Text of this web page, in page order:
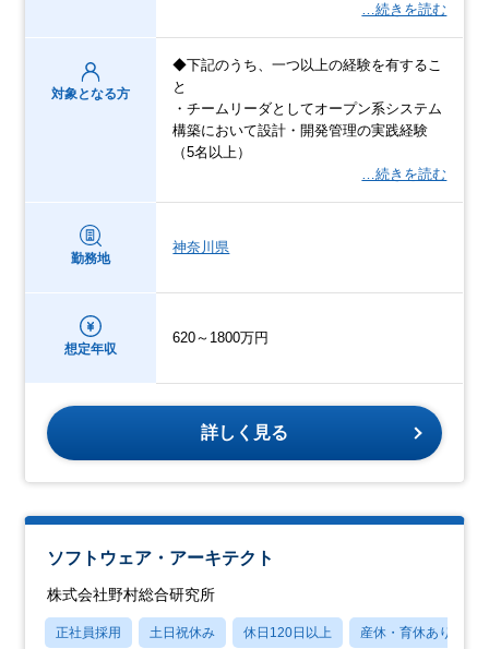
…続きを読む
対象となる方
◆下記のうち、一つ以上の経験を有するこ
と
・チームリーダとしてオープン系システム
構築において設計・開発管理の実践経験
（5名以上）
…続きを読む
勤務地
神奈川県
想定年収
620～1800万円
詳しく見る
ソフトウェア・アーキテクト
株式会社野村総合研究所
正社員採用 土日祝休み 休日120日以上 産休・育休あり